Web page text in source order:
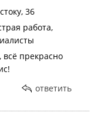
36
работа,
всё прекрасно
ответить